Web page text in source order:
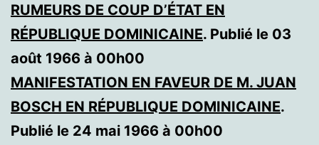
RUMEURS DE COUP D’ÉTAT EN
RÉPUBLIQUE DOMINICAINE. Publié le 03
août 1966 à 00h00
MANIFESTATION EN FAVEUR DE M. JUAN
BOSCH EN RÉPUBLIQUE DOMINICAINE.
Publié le 24 mai 1966 à 00h00